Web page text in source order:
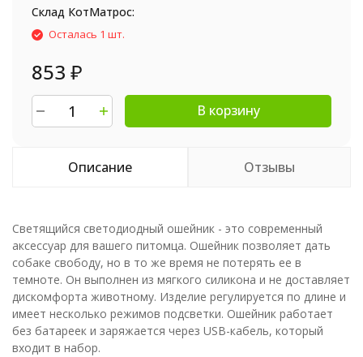
Склад КотМатрос:
Осталась 1 шт.
853 ₽
В корзину
Описание Отзывы
Светящийся светодиодный ошейник - это современный
аксессуар для вашего питомца. Ошейник позволяет дать
собаке свободу, но в то же время не потерять ее в
темноте. Он выполнен из мягкого силикона и не доставляет
дискомфорта животному. Изделие регулируется по длине и
имеет несколько режимов подсветки. Ошейник работает
без батареек и заряжается через USB-кабель, который
входит в набор.